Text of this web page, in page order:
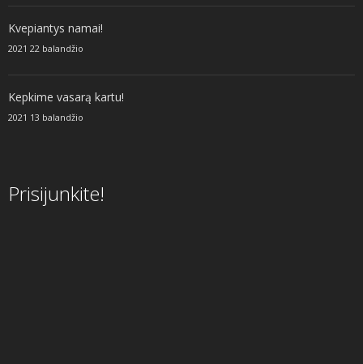
Kvepiantys namai!
2021 22 balandžio
Kepkime vasarą kartu!
2021 13 balandžio
Prisijunkite!